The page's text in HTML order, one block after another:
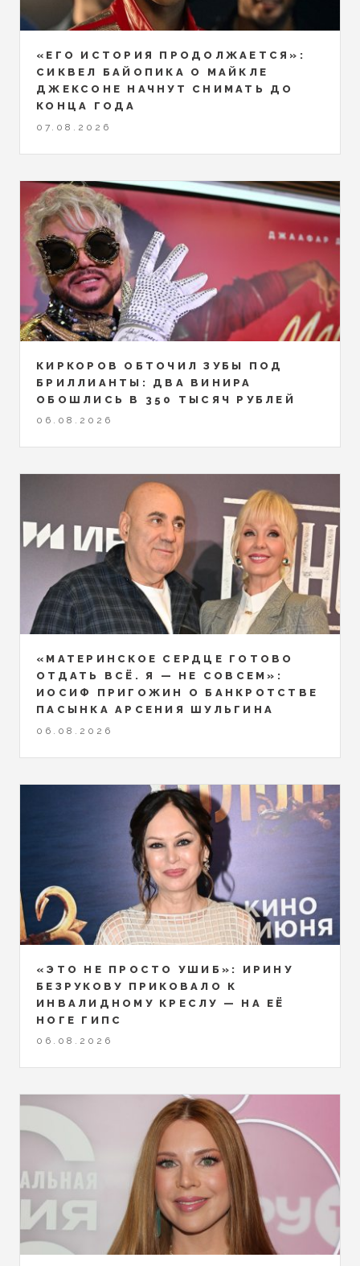
«ЕГО ИСТОРИЯ ПРОДОЛЖАЕТСЯ»:
СИКВЕЛ БАЙОПИКА О МАЙКЛЕ
ДЖЕКСОНЕ НАЧНУТ СНИМАТЬ ДО
КОНЦА ГОДА
07.08.2026
КИРКОРОВ ОБТОЧИЛ ЗУБЫ ПОД
БРИЛЛИАНТЫ: ДВА ВИНИРА
ОБОШЛИСЬ В 350 ТЫСЯЧ РУБЛЕЙ
06.08.2026
«МАТЕРИНСКОЕ СЕРДЦЕ ГОТОВО
ОТДАТЬ ВСЁ. Я — НЕ СОВСЕМ»:
ИОСИФ ПРИГОЖИН О БАНКРОТСТВЕ
ПАСЫНКА АРСЕНИЯ ШУЛЬГИНА
06.08.2026
«ЭТО НЕ ПРОСТО УШИБ»: ИРИНУ
БЕЗРУКОВУ ПРИКОВАЛО К
ИНВАЛИДНОМУ КРЕСЛУ — НА ЕЁ
НОГЕ ГИПС
06.08.2026